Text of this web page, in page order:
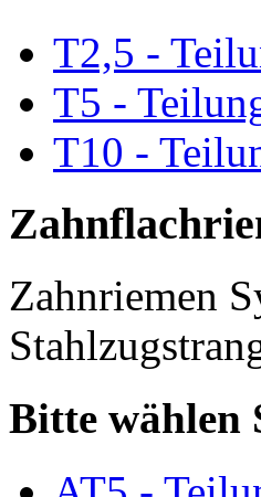
T2,5 -
T5 -
T10 -
Zahnriemen
Bitte wählen